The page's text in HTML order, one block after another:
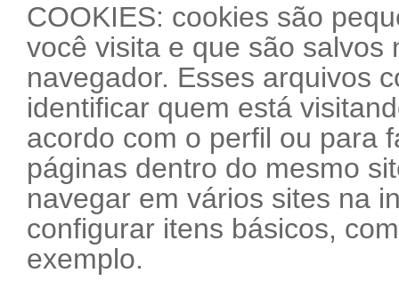
COOKIES: cookies são
você visita e que são salvos
navegador. Esses arquivos
identificar quem está
acordo com o perfil ou para
páginas dentro do mesmo
navegar em vários sites na
configurar itens básicos,
exemplo.